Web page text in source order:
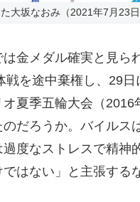
大坂なおみ（2021年7月23
金メダル確実と見ら
を途中棄権し、29
夏季五輪大会（
だろうか。バイルス
度なストレスで精神
はない」と主張する